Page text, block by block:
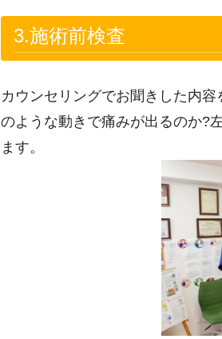
3.施術前検査
カウンセリングでお聞きした内
のような動きで痛みが出るのか?
ます。